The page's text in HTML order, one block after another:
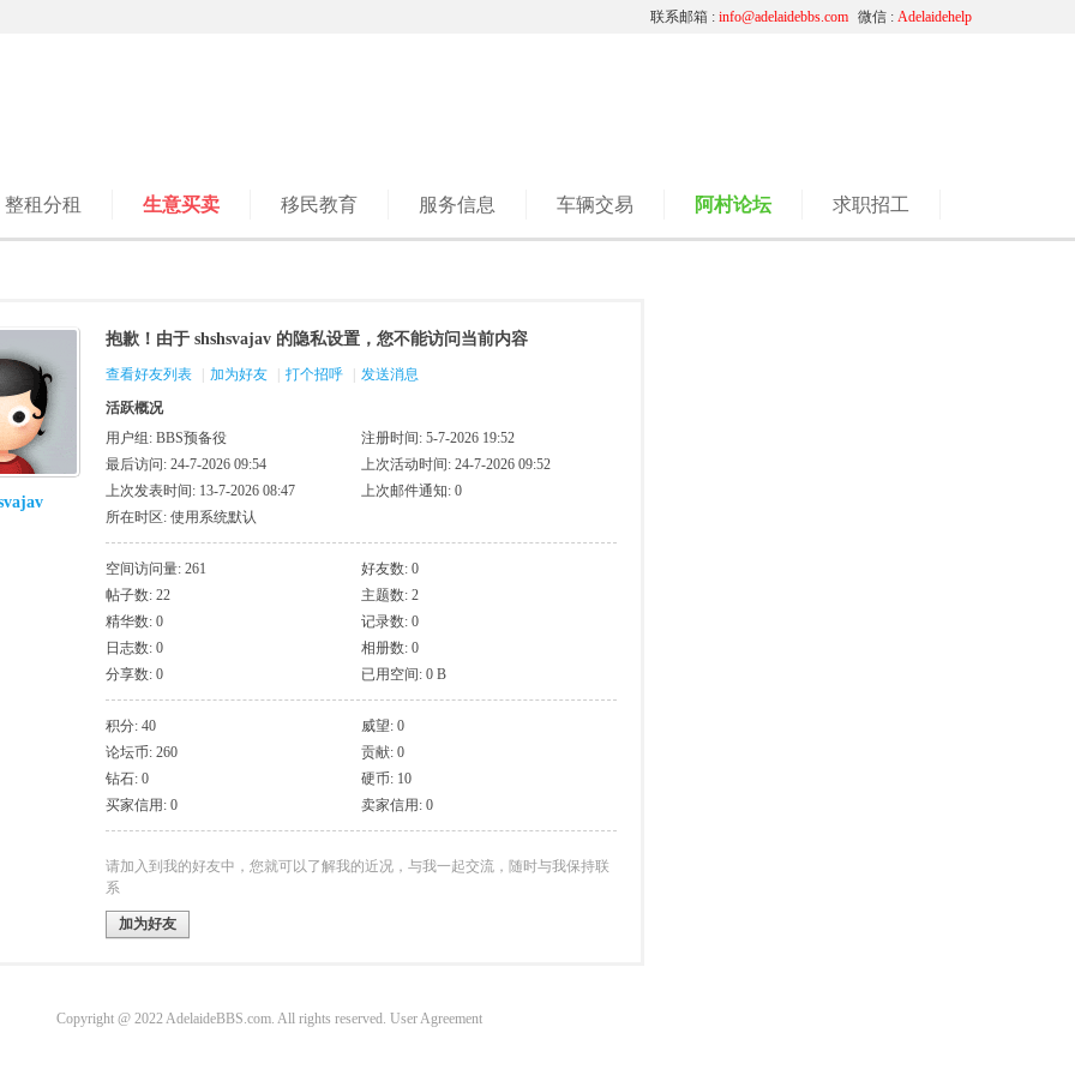
微信 : Adelaidehelp
联系邮箱 : info@adelaidebbs.com
整租分租 生意买卖 移民教育 服务信息 车辆交易 阿村论坛 求职招工
抱歉！由于 shshsvajav 的隐私设置，您不能访问当前内容
查看好友列表 加为好友 打个招呼
发送消息
活跃概况
用户组: BBS预备役
注册时间: 5-7-2026 19:52
最后访问: 24-7-2026 09:54
上次活动时间: 24-7-2026 09:52
上次发表时间: 13-7-2026 08:47
上次邮件通知: 0
所在时区: 使用系统默认
空间访问量: 261
好友数: 0
帖子数: 22
主题数: 2
精华数: 0
记录数: 0
日志数: 0
相册数: 0
分享数: 0
已用空间: 0 B
积分: 40
威望: 0
论坛币: 260
贡献: 0
钻石: 0
硬币: 10
买家信用: 0
卖家信用: 0
请加入到我的好友中，您就可以了解我的近况，与我一起交流，随时与我保持联
系
加为好友
Copyright @ 2022 AdelaideBBS.com. All rights reserved. User Agreement